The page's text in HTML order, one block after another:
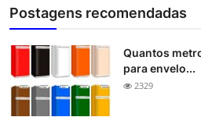
Postagens recomendadas
Quantos
para envelo...
2329